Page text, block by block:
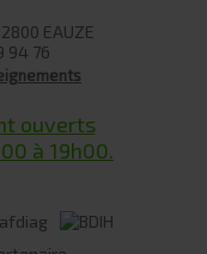
EAUZE
94 76
ouverts
à 19h00.